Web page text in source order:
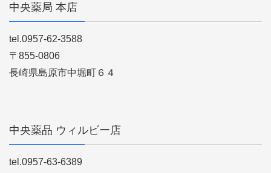
中央薬局 本店
tel.0957-62-3588
〒855-0806
長崎県島原市中堀町６４
中央薬品 ウィルビー店
tel.0957-63-6389